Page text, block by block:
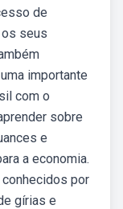
de
seus
importante
com o
sobre
e
a economia.
por
gírias e